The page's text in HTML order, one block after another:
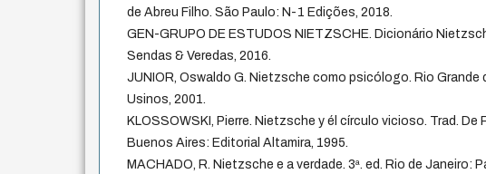
de Abreu Filho. São Paulo: N-1 Edições, 2018.
GEN-GRUPO DE ESTUDOS NIETZSCHE. Dicionário
Sendas & Veredas, 2016.
JUNIOR, Oswaldo G. Nietzsche como psicólogo. Rio Grande
Usinos, 2001.
KLOSSOWSKI, Pierre. Nietzsche y él círculo vicioso. Trad. De
Buenos Aires: Editorial Altamira, 1995.
MACHADO, R. Nietzsche e a verdade. 3ª. ed. Rio de Janeiro: